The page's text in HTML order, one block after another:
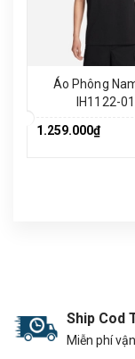
Áo Phông
IH1122-
1.259.000₫
Ship Cod
Miễn phí